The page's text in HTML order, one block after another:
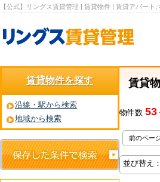
【公式】リングス賃貸管理 | 賃貸物件 | 賃貸アパート,
賃貸物件を探す
沿線・駅から検索
地域から検索
賃貸
物件数 53
前のペー
並び替え：